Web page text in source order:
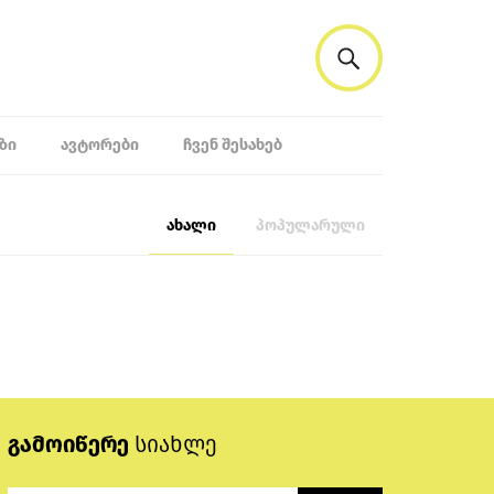
ᲐᲕᲢᲝᲠᲔᲑᲘ ᲩᲕᲔᲜ ᲨᲔᲡᲐᲮᲔᲑ
ახალი პოპულარული
გამოიწერე სიახლე